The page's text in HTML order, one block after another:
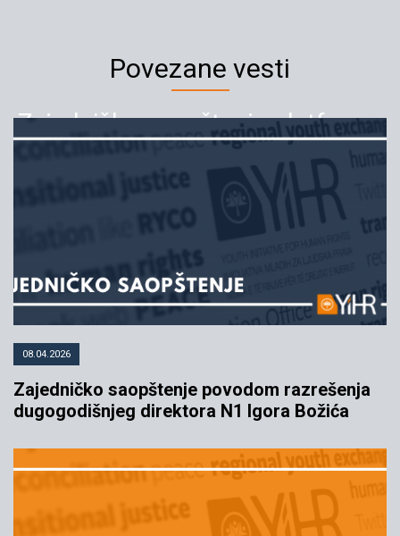
Zajedničko saopštenje platforme
“Tri slobode”: Tužilaštvo da hitno
procesuira pretnje usmerene
protiv Brankice Stanković.
Povezane vesti
08.04.2026
Zajedničko saopštenje povodom razrešenja
dugogodišnjeg direktora N1 Igora Božića